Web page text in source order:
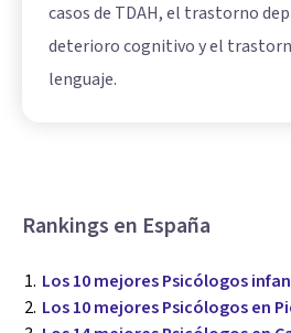
casos de TDAH, el trastorno
deterioro cognitivo y el
lenguaje.
Rankings en España
Los 10 mejores Psicólogos
Los 10 mejores Psicólogos en